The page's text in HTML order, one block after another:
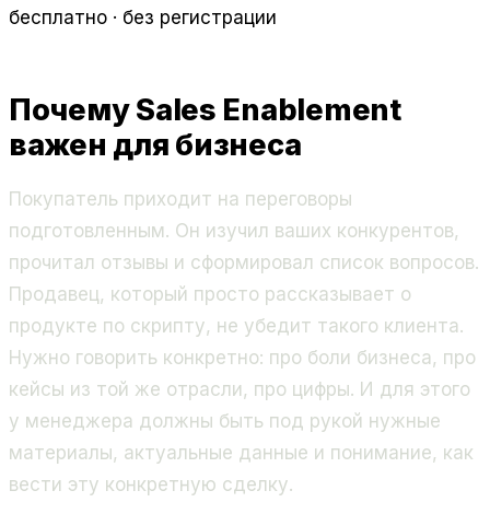
бесплатно · без регистрации
Почему Sales Enablement
важен для бизнеса
Покупатель приходит на переговоры
подготовленным. Он изучил ваших конкурентов,
прочитал отзывы и сформировал список вопросов.
Продавец, который просто рассказывает о
продукте по скрипту, не убедит такого клиента.
Нужно говорить конкретно: про боли бизнеса, про
кейсы из той же отрасли, про цифры. И для этого
у менеджера должны быть под рукой нужные
материалы, актуальные данные и понимание, как
вести эту конкретную сделку.